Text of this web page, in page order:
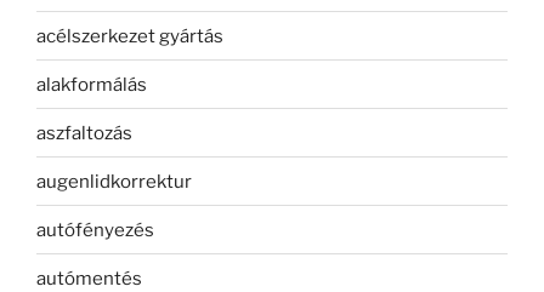
acélszerkezet gyártás
alakformálás
aszfaltozás
augenlidkorrektur
autófényezés
autómentés